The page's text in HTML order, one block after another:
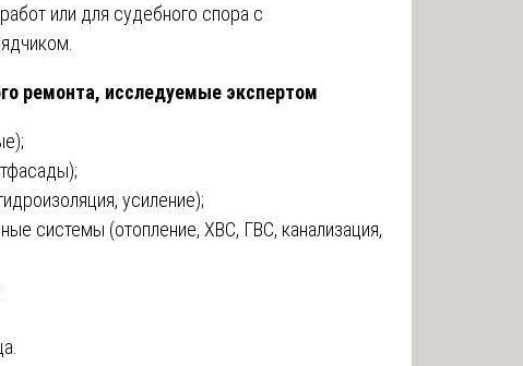
или для судебного спора с
ремонта, исследуемые экспертом
усиление);
системы (отопление, ХВС, ГВС, канализация,